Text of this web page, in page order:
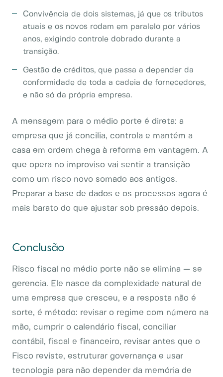
Convivência de dois sistemas, já que os tributos
atuais e os novos rodam em paralelo por vários
anos, exigindo controle dobrado durante a
transição.
Gestão de créditos, que passa a depender da
conformidade de toda a cadeia de fornecedores,
e não só da própria empresa.
A mensagem para o médio porte é direta: a
empresa que já concilia, controla e mantém a
casa em ordem chega à reforma em vantagem. A
que opera no improviso vai sentir a transição
como um risco novo somado aos antigos.
Preparar a base de dados e os processos agora é
mais barato do que ajustar sob pressão depois.
Conclusão
Risco fiscal no médio porte não se elimina — se
gerencia. Ele nasce da complexidade natural de
uma empresa que cresceu, e a resposta não é
sorte, é método: revisar o regime com número na
mão, cumprir o calendário fiscal, conciliar
contábil, fiscal e financeiro, revisar antes que o
Fisco reviste, estruturar governança e usar
tecnologia para não depender da memória de